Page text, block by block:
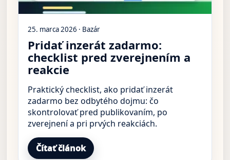
25. marca 2026 · Bazár
Pridať inzerát zadarmo:
checklist pred zverejnením a
reakcie
Praktický checklist, ako pridať inzerát
zadarmo bez odbytého dojmu: čo
skontrolovať pred publikovaním, po
zverejnení a pri prvých reakciách.
Čítať článok